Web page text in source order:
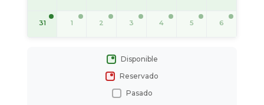
31 1 2 3 4 5 6
Disponible
Reservado
Pasado